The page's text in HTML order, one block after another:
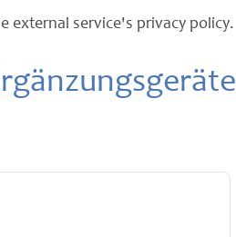
external service's privacy policy.